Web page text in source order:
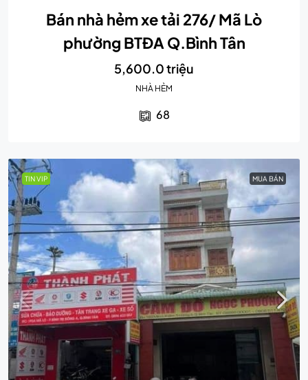
Bán nhà hẻm xe tải 276/ Mã Lò
phường BTĐA Q.Bình Tân
5,600.0 triệu
NHÀ HẺM
68
TIN VIP MUA BÁN